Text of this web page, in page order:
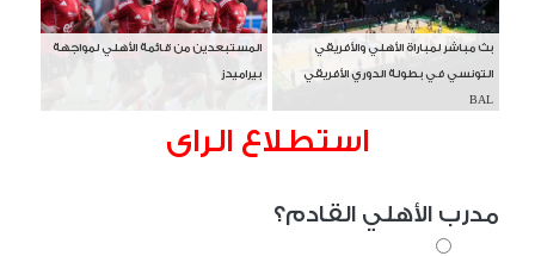
بث مباشر لمباراة الأهلي والأفريقي
التونسي في بطولة الدوري الأفريقي
BAL
المستبعدين من قائمة الأهلي لمواجهة
بيراميدز
استطلاع الراى
مدرب الأهلي القادم؟